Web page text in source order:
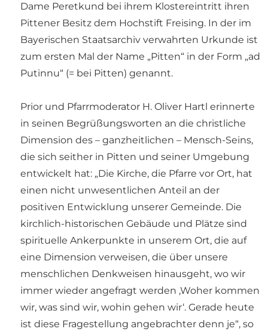
Dame Peretkund bei ihrem Klostereintritt ihren
Pittener Besitz dem Hochstift Freising. In der im
Bayerischen Staatsarchiv verwahrten Urkunde ist
zum ersten Mal der Name „Pitten“ in der Form „ad
Putinnu“ (= bei Pitten) genannt.
Prior und Pfarrmoderator H. Oliver Hartl erinnerte
in seinen Begrüßungsworten an die christliche
Dimension des – ganzheitlichen – Mensch-Seins,
die sich seither in Pitten und seiner Umgebung
entwickelt hat: „Die Kirche, die Pfarre vor Ort, hat
einen nicht unwesentlichen Anteil an der
positiven Entwicklung unserer Gemeinde. Die
kirchlich-historischen Gebäude und Plätze sind
spirituelle Ankerpunkte in unserem Ort, die auf
eine Dimension verweisen, die über unsere
menschlichen Denkweisen hinausgeht, wo wir
immer wieder angefragt werden ‚Woher kommen
wir, was sind wir, wohin gehen wir‘. Gerade heute
ist diese Fragestellung angebrachter denn je“, so